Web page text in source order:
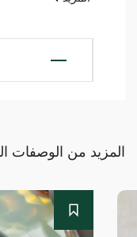
المزيد من الوصفات